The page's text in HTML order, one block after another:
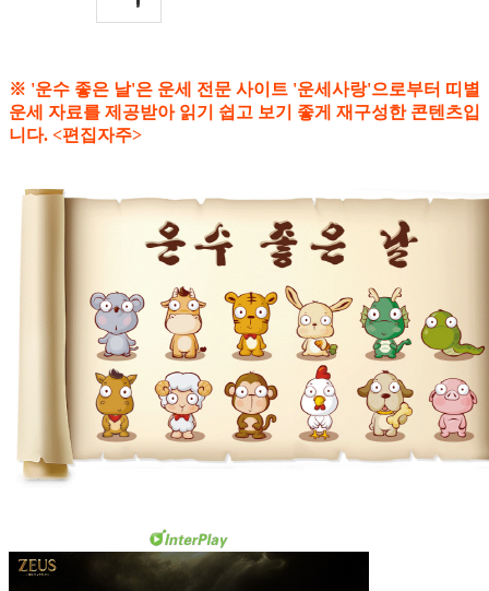
※ '운수 좋은 날'은 운세 전문 사이트 '운세사랑'으로부터 띠별
운세 자료를 제공받아 읽기 쉽고 보기 좋게 재구성한 콘텐츠입
니다. <편집자주>